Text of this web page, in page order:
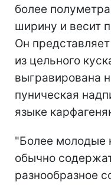
более
ширину и весит
Он
из цельного
выгравирована
пуническая
языке
"Более молодые
обычно
разнообразное